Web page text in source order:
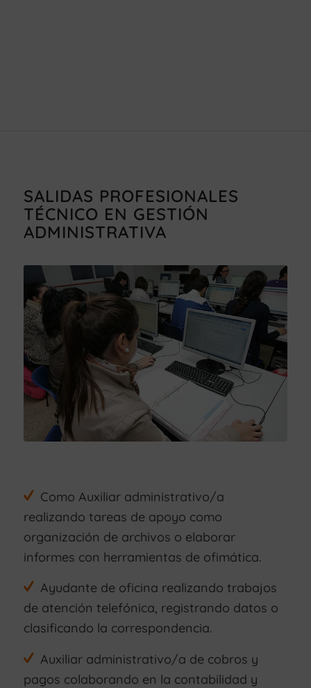
SALIDAS PROFESIONALES
TÉCNICO EN GESTIÓN
ADMINISTRATIVA
Como Auxiliar administrativo/a
realizando tareas de apoyo como
organización de archivos o elaborar
informes con herramientas de ofimática.
Ayudante de oficina realizando trabajos
de atención telefónica, registrando datos o
clasificando la correspondencia.
Auxiliar administrativo/a de cobros y
pagos colaborando en la contabilidad y